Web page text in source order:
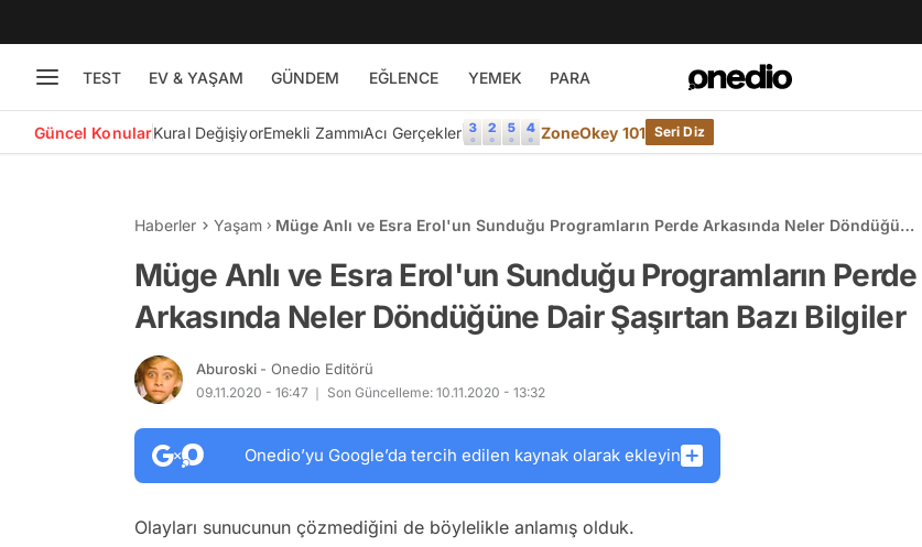
TEST EV & YAŞAM GÜNDEM EĞLENCE YEMEK PARA
Güncel KonularKural DeğişiyorEmekli ZammıAcı Gerçekler ZoneOkey 101 Seri Diz
Haberler Yaşam
Müge Anlı ve Esra Erol'un Sunduğu Programların Perde Arkasında Neler Döndüğüne
Müge Anlı ve Esra Erol'un Sunduğu Programların Perde
Arkasında Neler Döndüğüne Dair Şaşırtan Bazı Bilgiler
Aburoski - Onedio Editörü
09.11.2020 - 16:47 Son Güncelleme: 10.11.2020 - 13:32
Onedio’yu Google’da tercih edilen kaynak olarak ekleyin
Olayları sunucunun çözmediğini de böylelikle anlamış olduk.